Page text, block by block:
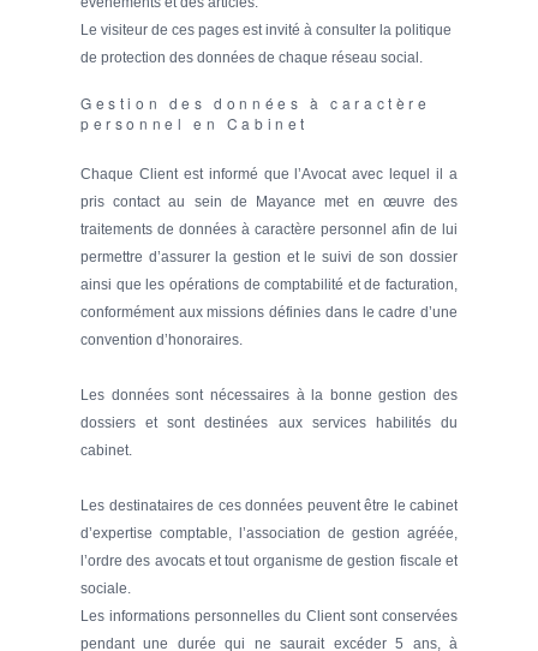
Le visiteur de ces pages est invité à consulter la politique
de protection des données de chaque réseau social.
Gestion des données à caractère
personnel en Cabinet
Chaque Client est informé que l’Avocat avec lequel il a
pris contact au sein de Mayance met en œuvre des
traitements de données à caractère personnel afin de lui
permettre d’assurer la gestion et le suivi de son dossier
ainsi que les opérations de comptabilité et de facturation,
conformément aux missions définies dans le cadre d’une
convention d’honoraires.
Les données sont nécessaires à la bonne gestion des
dossiers et sont destinées aux services habilités du
cabinet.
Les destinataires de ces données peuvent être le cabinet
d’expertise comptable, l’association de gestion agréée,
l’ordre des avocats et tout organisme de gestion fiscale et
sociale.
Les informations personnelles du Client sont conservées
pendant une durée qui ne saurait excéder 5 ans, à